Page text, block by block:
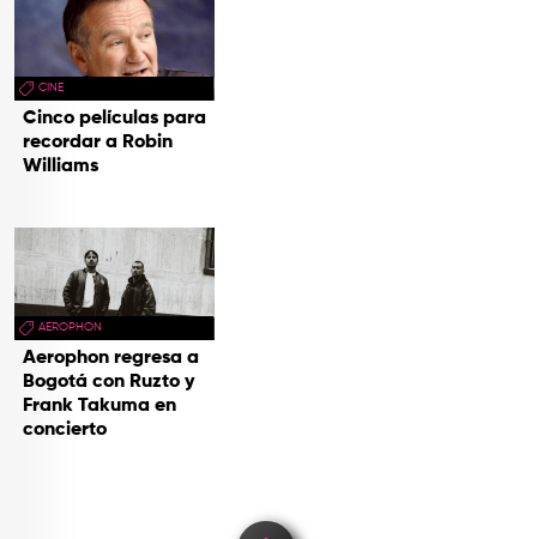
CINE
Cinco películas para
recordar a Robin
Williams
AEROPHON
Aerophon regresa a
Bogotá con Ruzto y
Frank Takuma en
concierto